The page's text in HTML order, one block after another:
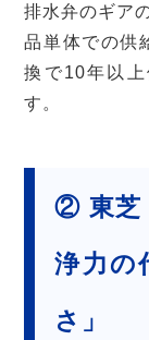
排水弁のギア
品単体での供
換で10年以
す。
② 東芝
浄力の
さ」